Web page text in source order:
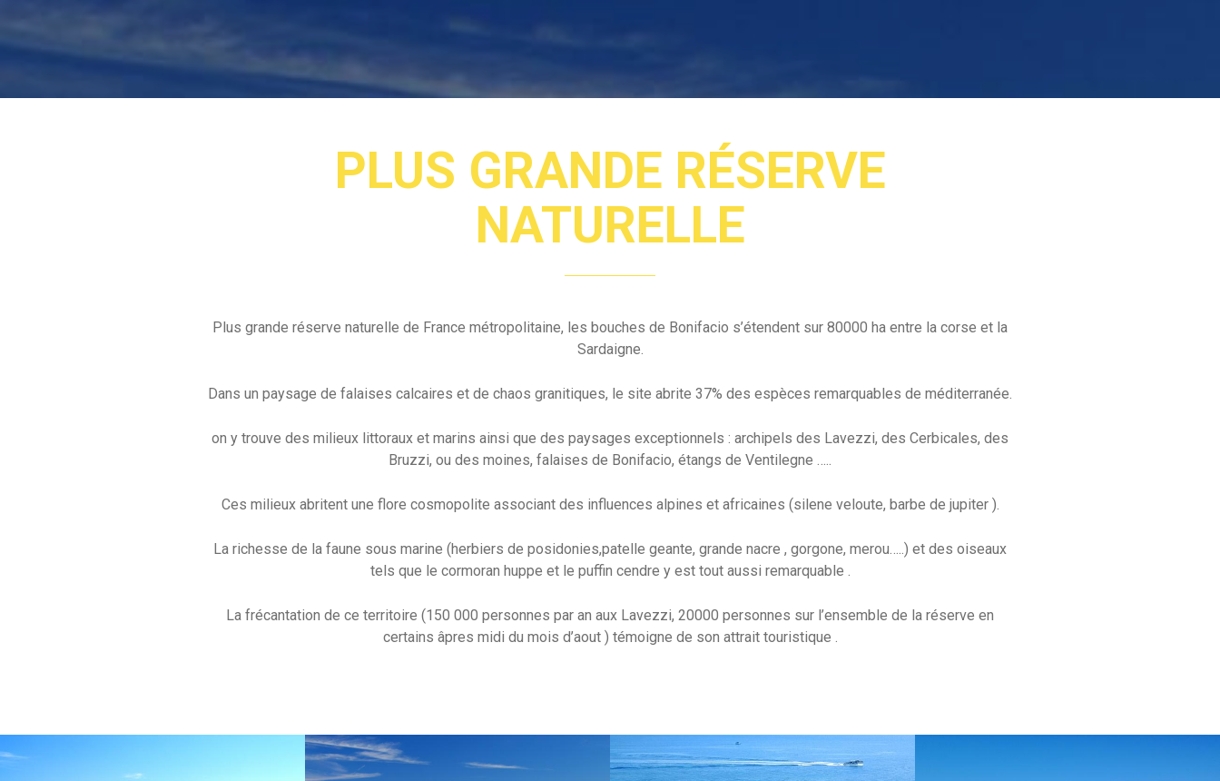
PLUS GRANDE RÉSERVE
NATURELLE
Plus grande réserve naturelle de France métropolitaine, les bouches de Bonifacio s’étendent sur 80000 ha entre la corse et la
Sardaigne.
Dans un paysage de falaises calcaires et de chaos granitiques, le site abrite 37% des espèces remarquables de méditerranée.
on y trouve des milieux littoraux et marins ainsi que des paysages exceptionnels : archipels des Lavezzi, des Cerbicales, des
Bruzzi, ou des moines, falaises de Bonifacio, étangs de Ventilegne …..
Ces milieux abritent une flore cosmopolite associant des influences alpines et africaines (silene veloute, barbe de jupiter ).
La richesse de la faune sous marine (herbiers de posidonies,patelle geante, grande nacre , gorgone, merou…..) et des oiseaux
tels que le cormoran huppe et le puffin cendre y est tout aussi remarquable .
La frécantation de ce territoire (150 000 personnes par an aux Lavezzi, 20000 personnes sur l’ensemble de la réserve en
certains âpres midi du mois d’aout ) témoigne de son attrait touristique .